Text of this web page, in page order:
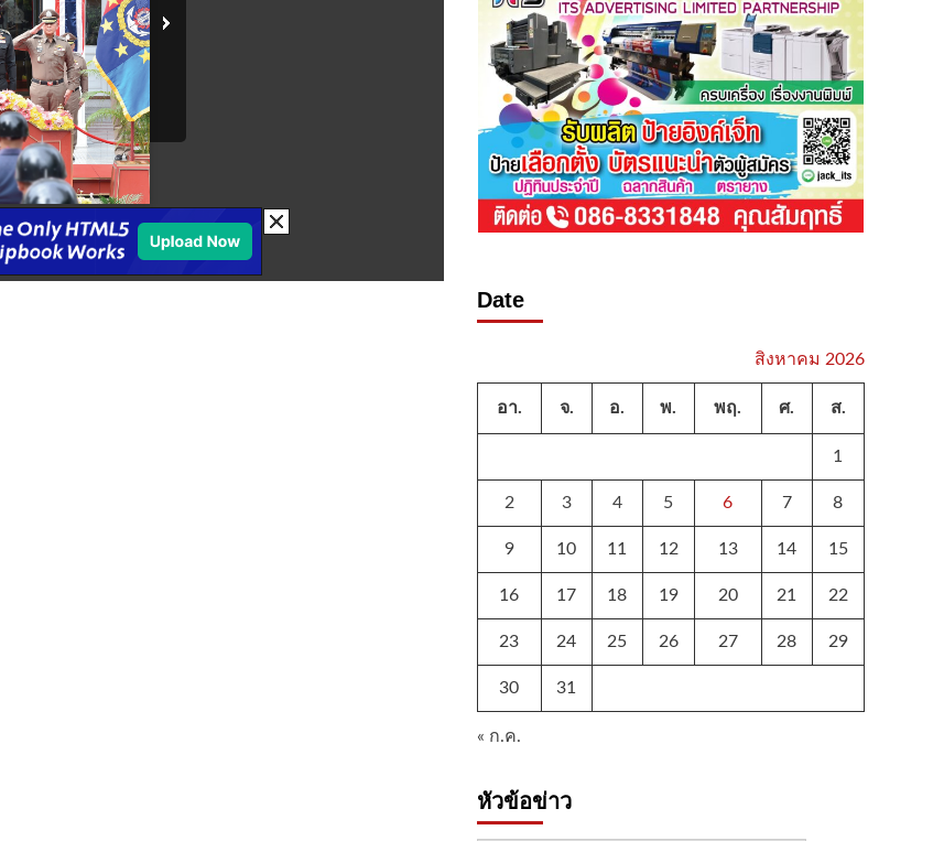
Date
สิงหาคม 2026
อา. จ. อ. พ. พฤ. ศ. ส.
1
2 3 4 5 6 7 8
9 10 11 12 13 14 15
16 17 18 19 20 21 22
23 24 25 26 27 28 29
30 31
« ก.ค.
หัวข้อข่าว